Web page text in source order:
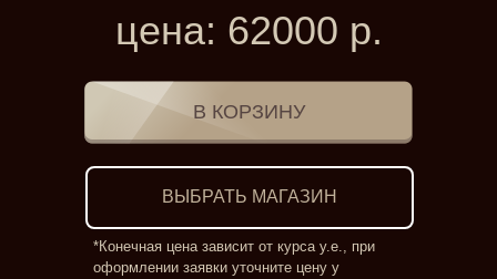
цена: 62000 р.
ВЫБРАТЬ МАГАЗИН
*Конечная цена зависит от курса у.е., при
оформлении заявки уточните цену у